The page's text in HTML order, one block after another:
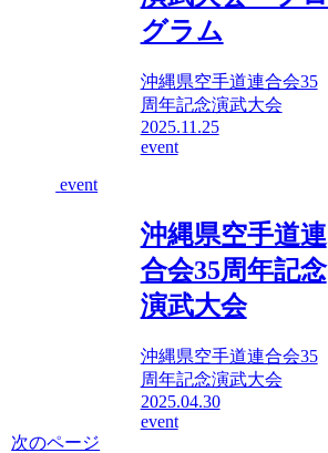
グラム
沖縄県空手道連合会35
周年記念演武大会
2025.11.25
event
event
沖縄県空手道連
合会35周年記念
演武大会
沖縄県空手道連合会35
周年記念演武大会
2025.04.30
event
次のページ